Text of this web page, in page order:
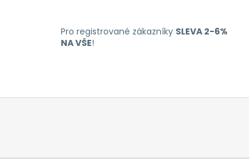
c
k
n
Pro registrované zákazníky SLEVA 2-6%
NA VŠE!